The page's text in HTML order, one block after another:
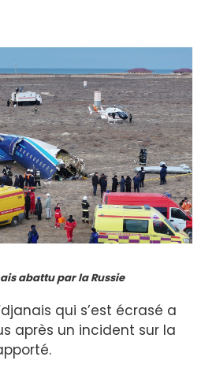
abattu par la Russie
qui s’est écrasé a
après un incident sur la